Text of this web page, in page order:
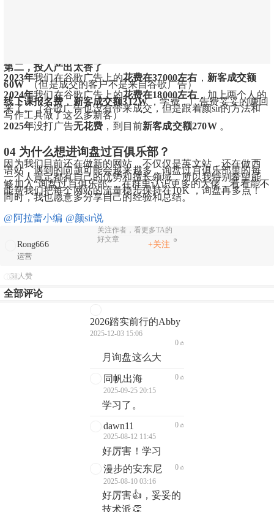
第二，投入产出太香了
2023年我们在谷歌广告上的花费在37000左右 ， 新客成交额
60W （但是成交的客户不是来自谷歌广告）
2024年我们在谷歌广告上的花费在18000左右 ，加上两个人的
线下课报名费， 新客成交额312W ，学费，广告费妥妥的赚回
来了。（谷歌广告也没有带来成交，但是跟着颜sir的方法和
写作工具做了这么多新客）
2025年没打广告无花费 ，到目前新客成交额270W 。
04 为什么想进询盘过百俱乐部？
因为我们目前还在做新的网站，不仅仅是英文站，还在做西
语站，遇到的问题可能会越来越多，询盘过百俱乐部里的每
一个人肯定都有自己的优势和擅长领域，所以我特别希望能
够加入“询盘过百俱乐部”，在群里认识更多的大佬，看看能不
能帮我们把每个网站的流量稳步保持在10K ，询盘再多点！
同时，我也愿意多分享自己的经验和总结。
@阿拉蕾小编 @颜sir说
关注作者，看更多TA的
好文章
Rong666
运营
+关注
31人赞
全部评论
2026踏实前行的Abby
2025-12-03 15:06
0
月询盘这么大
同帆出海
2025-09-25 20:15
0
学习了。
dawn11
2025-08-12 11:45
0
好厉害！学习
漫步的安东尼
2025-08-10 03:16
0
好厉害👍，妥妥的
技术派👏